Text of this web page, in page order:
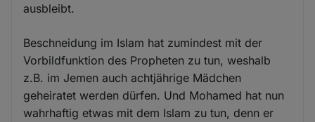
ausbleibt.
Beschneidung im Islam hat zumindest mit der
Vorbildfunktion des Propheten zu tun, weshalb
z.B. im Jemen auch achtjährige Mädchen
geheiratet werden dürfen. Und Mohamed hat nun
wahrhaftig etwas mit dem Islam zu tun, denn er